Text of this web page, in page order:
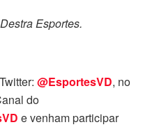
Esportes.
@EsportesVD, no
do
e venham participar